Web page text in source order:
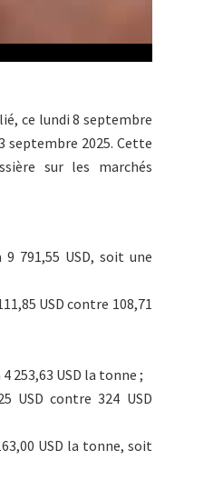
ce lundi 8 septembre
septembre 2025. Cette
sur les marchés
791,55 USD, soit une
USD contre 108,71
253,63 USD la tonne ;
USD contre 324 USD
USD la tonne, soit